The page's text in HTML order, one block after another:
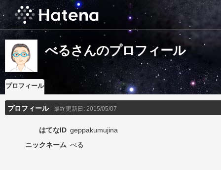
べるさんのプロフィール
プロフィール
プロフィール 最終更新日: 2015/05/07
はてなID geppakumujina
ニックネーム べる